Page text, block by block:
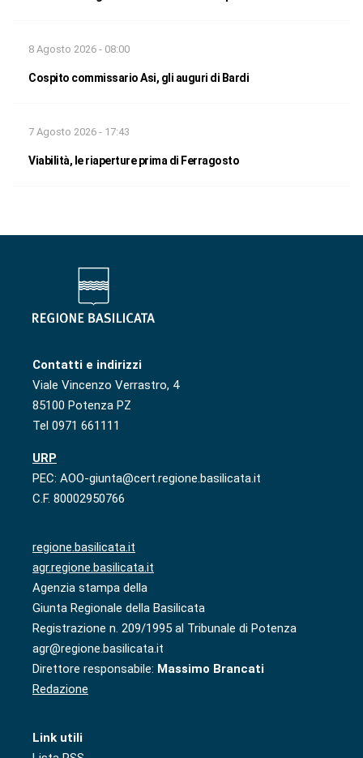
8 Agosto 2026 - 08:00
Cospito commissario Asi, gli auguri di Bardi
7 Agosto 2026 - 17:43
Viabilità, le riaperture prima di Ferragosto
Contatti e indirizzi
Viale Vincenzo Verrastro, 4
85100 Potenza PZ
Tel 0971 661111
URP
PEC: AOO-giunta@cert.regione.basilicata.it
C.F. 80002950766
regione.basilicata.it
agr.regione.basilicata.it
Agenzia stampa della
Giunta Regionale della Basilicata
Registrazione n. 209/1995 al Tribunale di Potenza
agr@regione.basilicata.it
Direttore responsabile: Massimo Brancati
Redazione
Link utili